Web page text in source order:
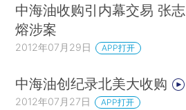
中海油收购引内幕交易 张志
熔涉案
2012年07月29日 APP打开
中海油创纪录北美大收购
2012年07月27日 APP打开